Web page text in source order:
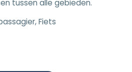
tussen alle gebieden.
Fiets